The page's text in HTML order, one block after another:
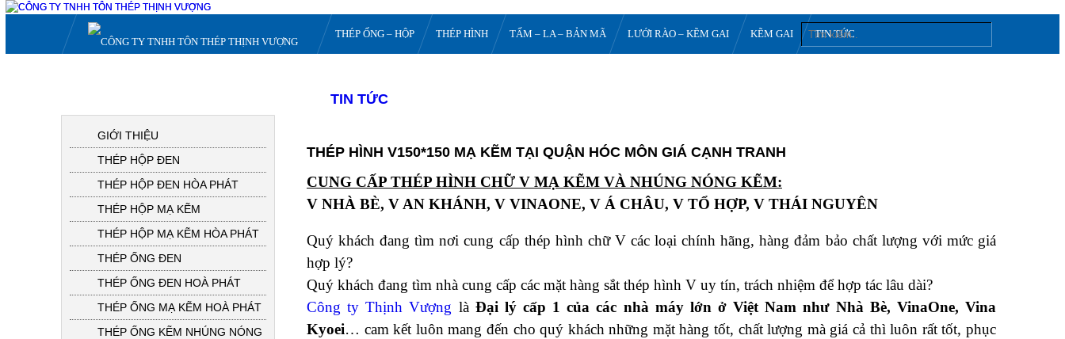
THÉP ỐNG – HỘP THÉP HÌNH TẤM – LA – BẢN MÃ LƯỚI RÀO – KẼM GAI KẼM GAI TIN TỨC
TIN TỨC
THÉP HÌNH V150*150 MẠ KẼM TẠI QUẬN HÓC MÔN GIÁ CẠNH TRANH
CUNG CẤP THÉP HÌNH CHỮ V MẠ KẼM VÀ NHÚNG NÓNG KẼM:
V NHÀ BÈ, V AN KHÁNH, V VINAONE, V Á CHÂU, V TỔ HỢP, V THÁI NGUYÊN
Quý khách đang tìm nơi cung cấp thép hình chữ V các loại chính hãng, hàng đảm bảo chất lượng với mức giá
hợp lý?
Quý khách đang tìm nhà cung cấp các mặt hàng sắt thép hình V uy tín, trách nhiệm để hợp tác lâu dài?
Công ty Thịnh Vượng là Đại lý cấp 1 của các nhà máy lớn ở Việt Nam như Nhà Bè, VinaOne, Vina
Kyoei… cam kết luôn mang đến cho quý khách những mặt hàng tốt, chất lượng mà giá cả thì luôn rất tốt, phục
GIỚI THIỆU
THÉP HỘP ĐEN
THÉP HỘP ĐEN HÒA PHÁT
THÉP HỘP MẠ KẼM
THÉP HỘP MẠ KẼM HÒA PHÁT
THÉP ỐNG ĐEN
THÉP ỐNG ĐEN HOÀ PHÁT
THÉP ỐNG MẠ KẼM HOÀ PHÁT
THÉP ỐNG KẼM NHÚNG NÓNG